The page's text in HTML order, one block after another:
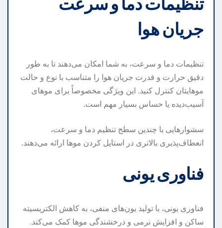
جریان هوا
تنظیمات دما و سرعت، به شما امکان می‌دهند تا به طور
دقیق حرارت و قدرت جریان هوا را متناسب با نوع و حالت
موهایتان کنترل کنید. این ویژگی مخصوصاً برای موهای
آسیب‌دیده یا حساس بسیار مهم است.
سشوارهایی با چندین سطح تنظیم دما و سرعت،
انعطاف‌پذیری بالاتری در استایل کردن موها ارائه می‌دهند.
فناوری یونی
فناوری یونی، با تولید یون‌های منفی، به کاهش الکتریسیته
ساکن و افزایش نرمی و درخشندگی موها کمک می‌کند.